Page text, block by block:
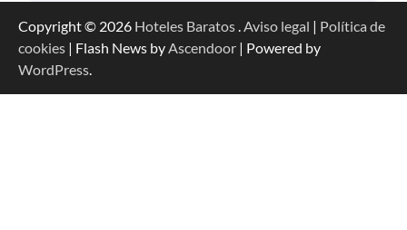
Copyright © 2026 Hoteles Baratos.Aviso legal | Política de
cookies | Flash News byAscendoor | Powered by
WordPress.